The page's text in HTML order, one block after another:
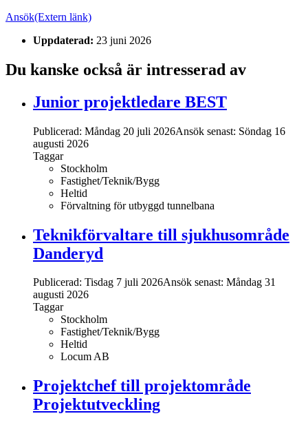
Ansök(Extern länk)
Uppdaterad: 23 juni 2026
Du kanske också är intresserad av
Junior projektledare BEST
Publicerad: Måndag 20 juli 2026Ansök senast: Söndag 16
augusti 2026
Taggar
Stockholm
Fastighet/Teknik/Bygg
Heltid
Förvaltning för utbyggd tunnelbana
Teknikförvaltare till sjukhusområde
Danderyd
Publicerad: Tisdag 7 juli 2026Ansök senast: Måndag 31
augusti 2026
Taggar
Stockholm
Fastighet/Teknik/Bygg
Heltid
Locum AB
Projektchef till projektområde
Projektutveckling